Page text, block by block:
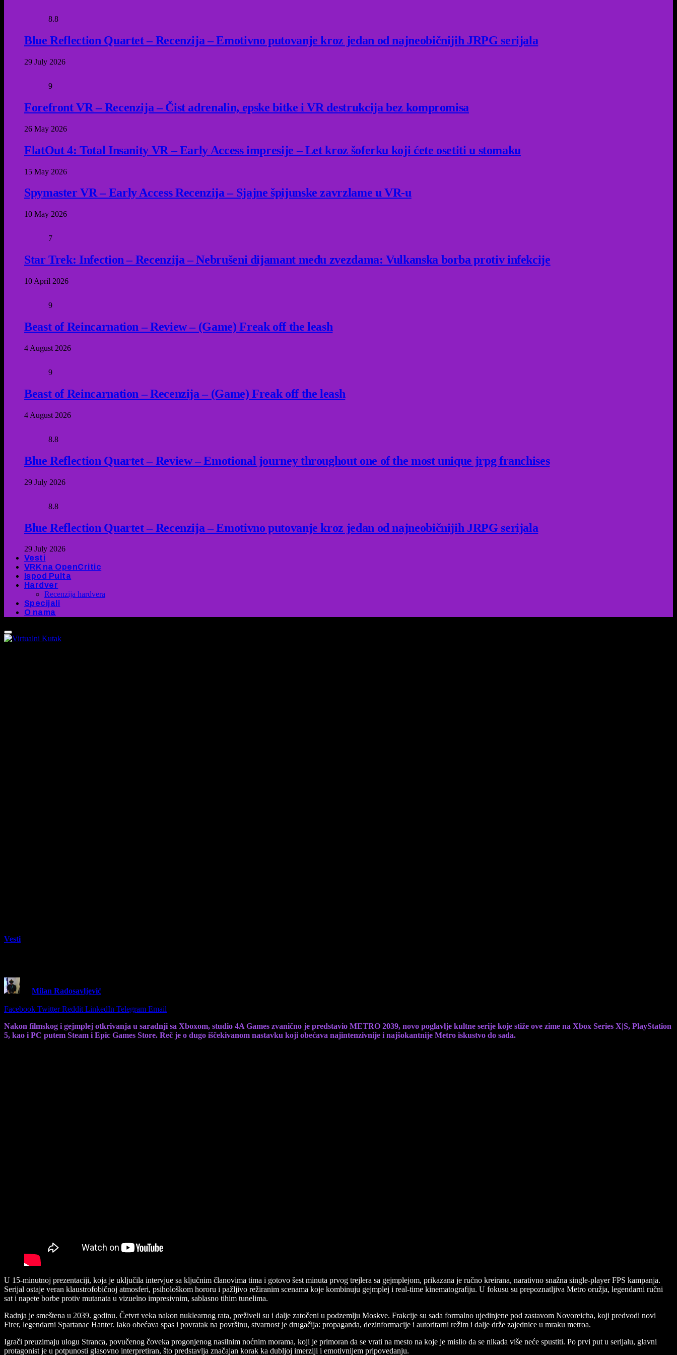
8.8
Blue Reflection Quartet – Recenzija – Emotivno putovanje kroz jedan od najneobičnijih JRPG serijala
29 July 2026
9
Forefront VR – Recenzija – Čist adrenalin, epske bitke i VR destrukcija bez kompromisa
26 May 2026
FlatOut 4: Total Insanity VR – Early Access impresije – Let kroz šoferku koji ćete osetiti u stomaku
15 May 2026
Spymaster VR – Early Access Recenzija – Sjajne špijunske zavrzlame u VR-u
10 May 2026
7
Star Trek: Infection – Recenzija – Nebrušeni dijamant među zvezdama: Vulkanska borba protiv infekcije
10 April 2026
9
Beast of Reincarnation – Review – (Game) Freak off the leash
4 August 2026
9
Beast of Reincarnation – Recenzija – (Game) Freak off the leash
4 August 2026
8.8
Blue Reflection Quartet – Review – Emotional journey throughout one of the most unique jrpg franchises
29 July 2026
8.8
Blue Reflection Quartet – Recenzija – Emotivno putovanje kroz jedan od najneobičnijih JRPG serijala
29 July 2026
Vesti
VRK na OpenCritic
Ispod Pulta
Hardver
Recenzija hardvera
Specijali
O nama
Vesti
Milan Radosavljević
Facebook Twitter Reddit LinkedIn Telegram Email
Nakon filmskog i gejmplej otkrivanja u saradnji sa Xboxom, studio 4A Games zvanično je predstavio METRO 2039, novo poglavlje kultne serije koje stiže ove zime na Xbox Series X|S, PlayStation
5, kao i PC putem Steam i Epic Games Store. Reč je o dugo iščekivanom nastavku koji obećava najintenzivnije i najšokantnije Metro iskustvo do sada.
U 15-minutnoj prezentaciji, koja je uključila intervjue sa ključnim članovima tima i gotovo šest minuta prvog trejlera sa gejmplejom, prikazana je ručno kreirana, narativno snažna single-player FPS kampanja.
Serijal ostaje veran klaustrofobičnoj atmosferi, psihološkom hororu i pažljivo režiranim scenama koje kombinuju gejmplej i real-time kinematografiju. U fokusu su prepoznatljiva Metro oružja, legendarni ručni
sat i napete borbe protiv mutanata u vizuelno impresivnim, sablasno tihim tunelima.
Radnja je smeštena u 2039. godinu. Četvrt veka nakon nuklearnog rata, preživeli su i dalje zatočeni u podzemlju Moskve. Frakcije su sada formalno ujedinjene pod zastavom Novoreicha, koji predvodi novi
Firer, legendarni Spartanac Hanter. Iako obećava spas i povratak na površinu, stvarnost je drugačija: propaganda, dezinformacije i autoritarni režim i dalje drže zajednice u mraku metroa.
Igrači preuzimaju ulogu Stranca, povučenog čoveka progonjenog nasilnim noćnim morama, koji je primoran da se vrati na mesto na koje je mislio da se nikada više neće spustiti. Po prvi put u serijalu, glavni
protagonist je u potpunosti glasovno interpretiran, što predstavlja značajan korak ka dubljoj imerziji i emotivnijem pripovedanju.